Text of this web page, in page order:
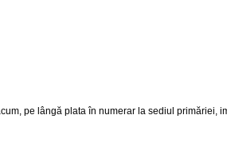
pe lângă plata în numerar la sediul primăriei,